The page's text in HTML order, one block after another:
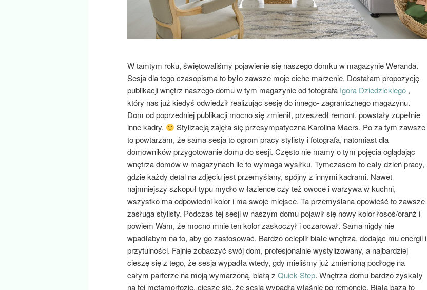
W tamtym roku, świętowaliśmy pojawienie się naszego domku w magazynie Weranda.
Sesja dla tego czasopisma to było zawsze moje ciche marzenie. Dostałam propozycję
publikacji wnętrz naszego domu w tym magazynie od fotografa Igora Dziedzickiego ,
który nas już kiedyś odwiedził realizując sesję do innego- zagranicznego magazynu.
Dom od poprzedniej publikacji mocno się zmienił, przeszedł remont, powstały zupełnie
inne kadry.
Stylizacją zajęła się przesympatyczna Karolina Maers. Po za tym zawsze
to powtarzam, że sama sesja to ogrom pracy stylisty i fotografa, natomiast dla
domowników przygotowanie domu do sesji. Często nie mamy o tym pojęcia oglądając
wnętrza domów w magazynach ile to wymaga wysiłku. Tymczasem to cały dzień pracy,
gdzie każdy detal na zdjęciu jest przemyślany, spójny z innymi kadrami. Nawet
najmniejszy szkopuł typu mydło w łazience czy też owoce i warzywa w kuchni,
wszystko ma odpowiedni kolor i ma swoje miejsce. Ta przemyślana opowieść to zawsze
zasługa stylisty. Podczas tej sesji w naszym domu pojawił się nowy kolor łosoś/oranż i
powiem Wam, że mocno mnie ten kolor zaskoczył i oczarował. Sama nigdy nie
wpadłabym na to, aby go zastosować. Bardzo ocieplił białe wnętrza, dodając mu energii i
przytulności. Fajnie zobaczyć swój dom, profesjonalnie wystylizowany, a najbardziej
cieszę się z tego, że sesja wypadła wtedy, gdy mieliśmy już zmienioną podłogę na
całym parterze na moją wymarzoną, białą z Quick-Step. Wnętrza domu bardzo zyskały
na tej metamorfozie, cieszę się, że sesja wypadła właśnie po remoncie. Biała baza to